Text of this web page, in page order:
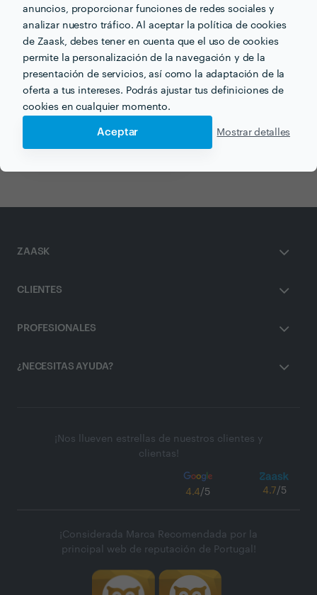
anuncios, proporcionar funciones de redes sociales y
analizar nuestro tráfico. Al aceptar la política de cookies
de Zaask, debes tener en cuenta que el uso de cookies
permite la personalización de la navegación y de la
presentación de servicios, así como la adaptación de la
oferta a tus intereses. Podrás ajustar tus definiciones de
cookies en cualquier momento.
Aceptar Mostrar detalles
Otros servicios proporcionados por Ascovi
Colocación de Falso Techo en bilbao
Constructor en bilbao
Casas Prefabricadas en bilbao
ZAASK
CLIENTES
PROFESIONALES
¿NECESITAS AYUDA?
¡Nos llueven estrellas de nuestros clientes y
clientas!
4.4/5 4.7/5
¡Considerada Marca Recomendada por la
principal web de reputación de Portugal!